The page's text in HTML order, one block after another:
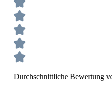
Durchschnittliche Bewertung